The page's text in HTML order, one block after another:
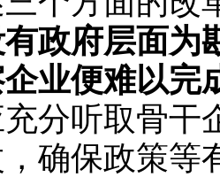
政府层面为
业便难以完
分听取骨干
确保政策等